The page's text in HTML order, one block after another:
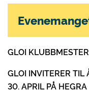
GLOI
GLOI INVITERER
30. APRIL PÅ